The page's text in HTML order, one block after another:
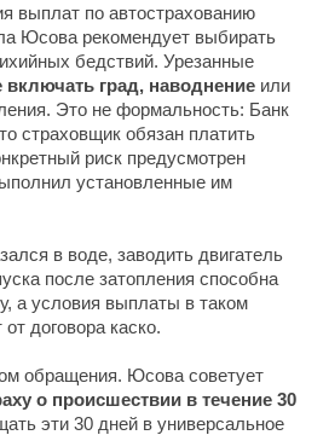
выплат по автострахованию
Юсова рекомендует выбирать
бедствий. Урезанные
град, наводнение или
Это не формальность: Банк
страховщик обязан платить
риск предусмотрен
установленные им
в воде, заводить двигатель
после затопления способна
а условия выплаты в таком
договора каско.
обращения. Юсова советует
о происшествии в течение 30
эти 30 дней в универсальное